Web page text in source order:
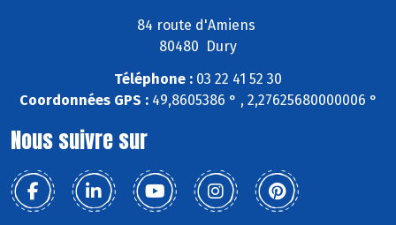
84 route d'Amiens
80480 Dury
Téléphone : 03 22 41 52 30
Coordonnées GPS :49,8605386 ° , 2,27625680000006 °
Nous suivre sur